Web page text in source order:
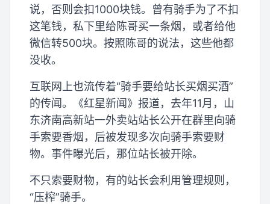
说，否则会扣1000块钱。曾有骑手为了不扣
这笔钱，私下里给陈哥买一条烟，或者给他
微信转500块。按照陈哥的说法，这些他都
没收。
互联网上也流传着“骑手要给站长买烟买酒”
的传闻。《红星新闻》报道，去年11月，山
东济南高新站一外卖站站长公开在群里向骑
手索要香烟，后被发现多次向骑手索要财
物。事件曝光后，那位站长被开除。
不只索要财物，有的站长会利用管理规则，
“压榨”骑手。